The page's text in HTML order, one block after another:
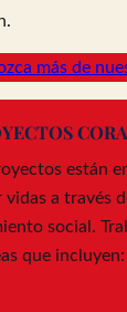
más de
están
a través
social.
que incluyen: